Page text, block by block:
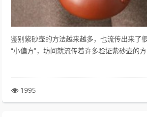
鉴别紫砂壶的方法越来越多，也流传出来了
“小偏方”，坊间就流传着许多验证紫砂壶的
1995